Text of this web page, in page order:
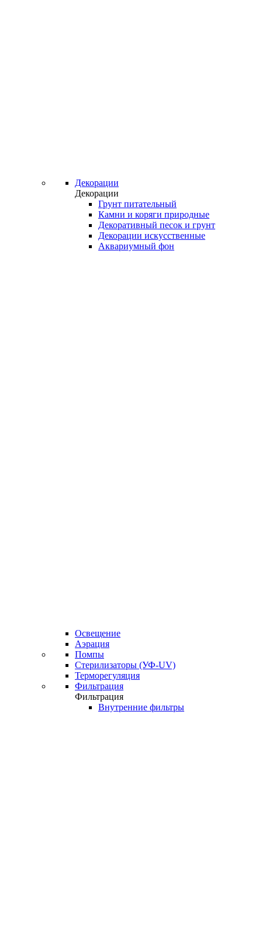
Декорации
Декорации
Грунт питательный
Камни и коряги природные
Декоративный песок и грунт
Декорации искусственные
Аквариумный фон
Освещение
Аэрация
Помпы
Стерилизаторы (УФ-UV)
Терморегуляция
Фильтрация
Фильтрация
Внутренние фильтры